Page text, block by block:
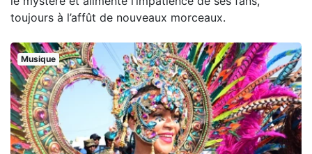
toujours à l’affût de nouveaux morceaux.
Musique